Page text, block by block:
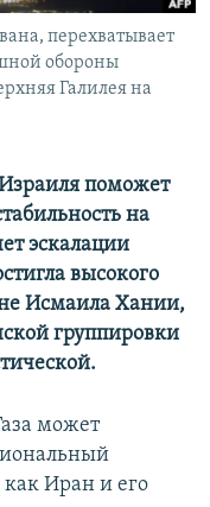
перехватывает
обороны
Галилея на
поможет
на
эскалации
высокого
Исмаила Хании,
группировки
может
как Иран и его